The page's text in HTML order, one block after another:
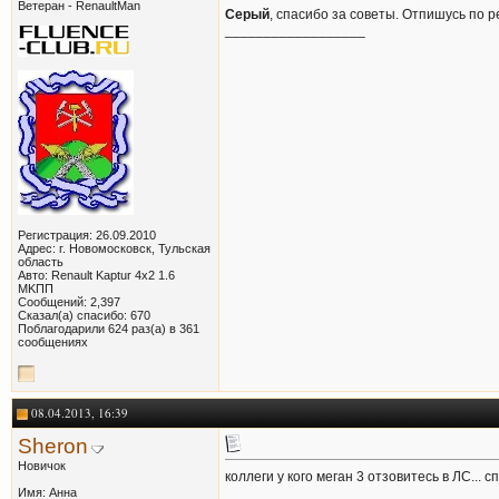
Ветеран - RenaultMan
Регистрация: 26.09.2010
Адрес: г. Новомосковск, Тульская
область
Авто: Renault Kaptur 4x2 1.6
MKПП
Сообщений: 2,397
Сказал(а) спасибо: 670
Поблагодарили 624 раз(а) в 361
сообщениях
Серый, спасибо за советы. Отпишусь по
08.04.2013, 16:39
Sheron
Новичок
Имя: Анна
коллеги у кого меган 3 отзовитесь в ЛС...